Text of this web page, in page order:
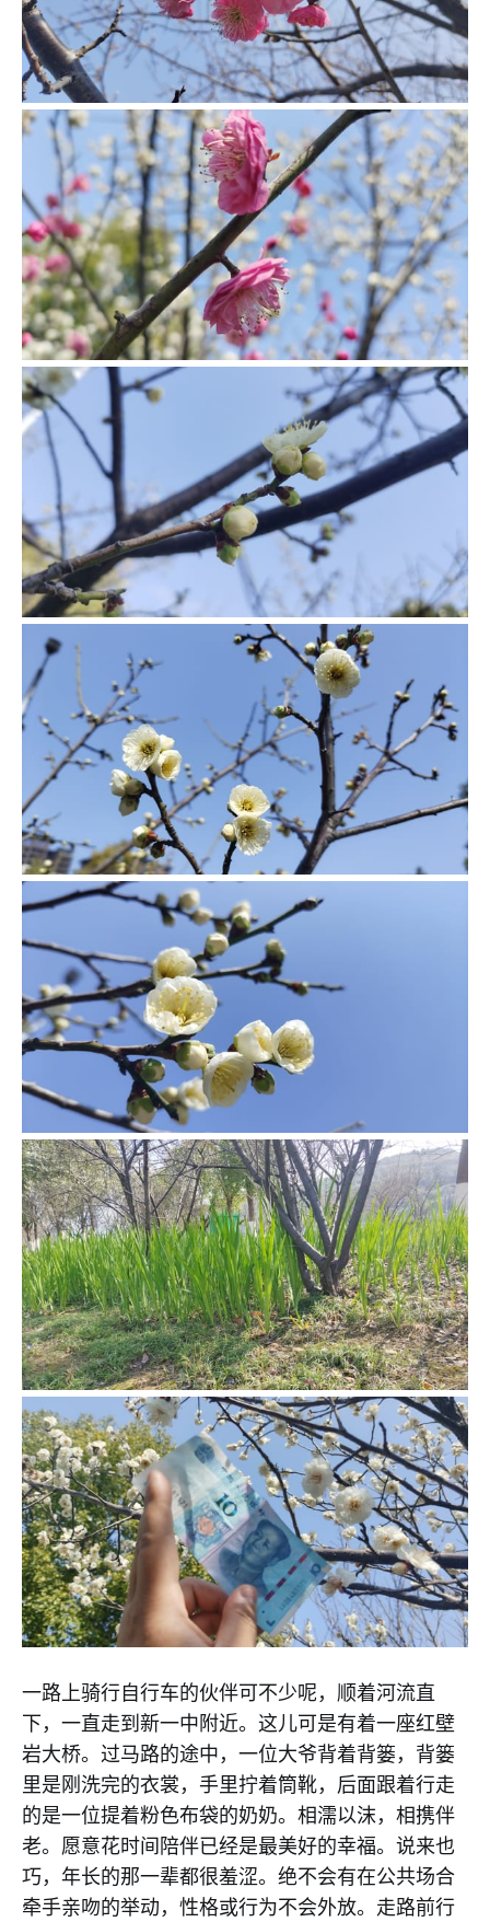
一路上骑行自行车的伙伴可不少呢，顺着河流直
下，一直走到新一中附近。这儿可是有着一座红壁
岩大桥。过马路的途中，一位大爷背着背篓，背篓
里是刚洗完的衣裳，手里拧着筒靴，后面跟着行走
的是一位提着粉色布袋的奶奶。相濡以沫，相携伴
老。愿意花时间陪伴已经是最美好的幸福。说来也
巧，年长的那一辈都很羞涩。绝不会有在公共场合
牵手亲吻的举动，性格或行为不会外放。走路前行